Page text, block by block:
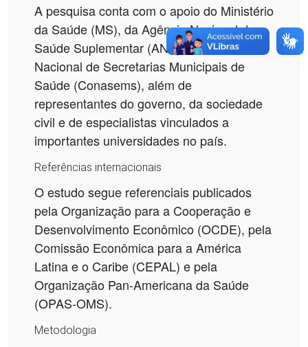
A pesquisa conta com o apoio do Ministério
da Saúde (MS), da Agência Nacional de
Saúde Suplementar (ANS), do Conselho
Nacional de Secretarias Municipais de
Saúde (Conasems), além de
representantes do governo, da sociedade
civil e de especialistas vinculados a
importantes universidades no país.
Referências internacionais
O estudo segue referenciais publicados
pela Organização para a Cooperação e
Desenvolvimento Econômico (OCDE), pela
Comissão Econômica para a América
Latina e o Caribe (CEPAL) e pela
Organização Pan-Americana da Saúde
(OPAS-OMS).
Metodologia